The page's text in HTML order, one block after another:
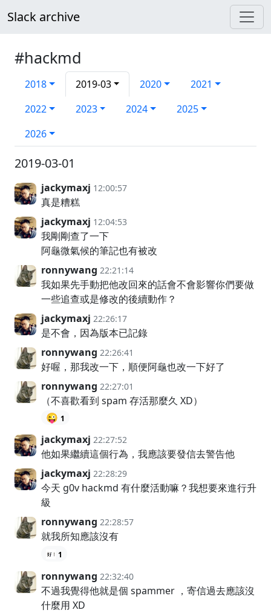
Slack archive
#hackmd
2018 2019-03 2020
2021
2022
2023 2024
2025
2026
2019-03-01
jackymaxj 12:00:57
真是糟糕
jackymaxj 12:04:53
我剛剛查了一下
阿龜微氣候的筆記也有被改
ronnywang 22:21:14
我如果先手動把他改回來的話會不會影響你們要做
一些追查或是修改的後續動作？
jackymaxj 22:26:17
是不會，因為版本已記錄
ronnywang 22:26:41
好喔，那我改一下，順便阿龜也改一下好了
ronnywang 22:27:01
（不喜歡看到 spam 存活那麼久 XD）
😜 1
jackymaxj 22:27:52
他如果繼續這個行為，我應該要發信去警告他
jackymaxj 22:28:29
今天 g0v hackmd 有什麼活動嘛？我想要來進行升
級
ronnywang 22:28:57
就我所知應該沒有
1
ronnywang 22:32:40
不過我覺得他就是個 spammer ，寄信過去應該沒
什麼用 XD